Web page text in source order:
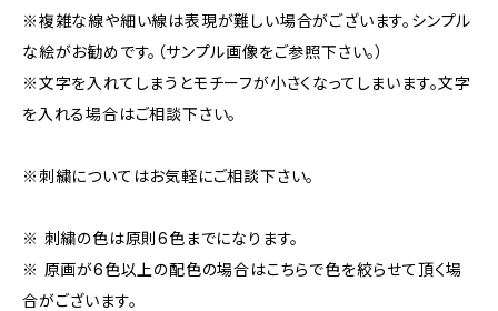
※複雑な線や細い線は表現が難しい場合がございます。シンプル
な絵がお勧めです。（サンプル画像をご参照下さい。）
※文字を入れてしまうとモチーフが小さくなってしまいます。文字
を入れる場合はご相談下さい。
※刺繍についてはお気軽にご相談下さい。
※ 刺繍の色は原則6色までになります。
※ 原画が6色以上の配色の場合はこちらで色を絞らせて頂く場
合がございます。